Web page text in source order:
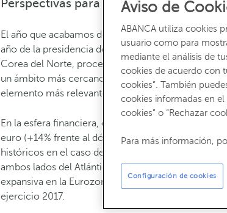
Perspectivas para 2018
El año que acabamos de concluir ha sido intenso
año de la presidencia de Donald Trump,
Corea del Norte, procesos electorales en países
un ámbito más cercano, la incertidumbre política
elemento más relevante.
En la esfera financiera, el encarecimiento del
euro (+14% frente al dólar), las revalorizaciones
históricos en el caso de los índices
ambos lados del Atlántico (endurecimiento en
expansiva en la Eurozona) han sido los principales
ejercicio 2017.
Aviso de
ABANCA utiliza cookies
usuario como para
mediante el análisis de
cookies de acuerdo con
cookies”. También
cookies informadas en
cookies” o “Rechazar
Para más información,
Configuración de cookies